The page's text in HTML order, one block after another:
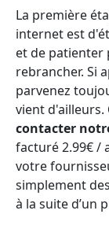
La première
internet est
et de patienter
rebrancher. Si
parvenez
vient d'ailleurs.
contacter
facturé 2.99€ /
votre
simplement
à la suite d’un